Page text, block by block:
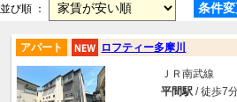
並び順 ： 条件
アパート ロフティー多摩川
ＪＲ南武線
平間駅/ 徒歩7